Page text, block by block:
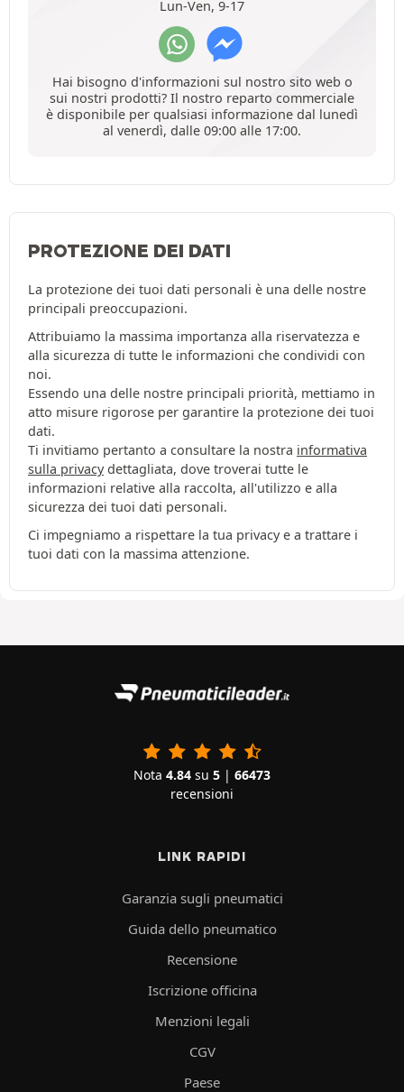
Lun-Ven, 9-17
Hai bisogno d'informazioni sul nostro sito web o
sui nostri prodotti? Il nostro reparto commerciale
è disponibile per qualsiasi informazione dal lunedì
al venerdì, dalle 09:00 alle 17:00.
PROTEZIONE DEI DATI
La protezione dei tuoi dati personali è una delle nostre
principali preoccupazioni.
Attribuiamo la massima importanza alla riservatezza e
alla sicurezza di tutte le informazioni che condividi con
noi.
Essendo una delle nostre principali priorità, mettiamo in
atto misure rigorose per garantire la protezione dei tuoi
dati.
Ti invitiamo pertanto a consultare la nostra informativa
sulla privacydettagliata, dove troverai tutte le
informazioni relative alla raccolta, all'utilizzo e alla
sicurezza dei tuoi dati personali.
Ci impegniamo a rispettare la tua privacy e a trattare i
tuoi dati con la massima attenzione.
Nota 4.84 su 5 | 66473
recensioni
LINK RAPIDI
Garanzia sugli pneumatici
Guida dello pneumatico
Recensione
Iscrizione officina
Menzioni legali
CGV
Paese